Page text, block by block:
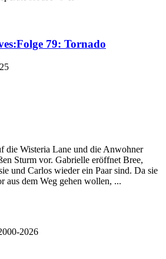
Folge 79: Tornado
die Wisteria Lane und die Anwohner
Sturm vor. Gabrielle eröffnet Bree,
und Carlos wieder ein Paar sind. Da sie
aus dem Weg gehen wollen, ...
2026